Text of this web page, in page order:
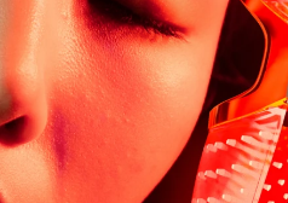
issa™ Teeth Whitening
Polski
Svenska
Türkçe
简体中文
发货国家